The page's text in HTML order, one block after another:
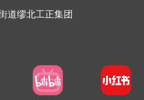
道缪北工正集团